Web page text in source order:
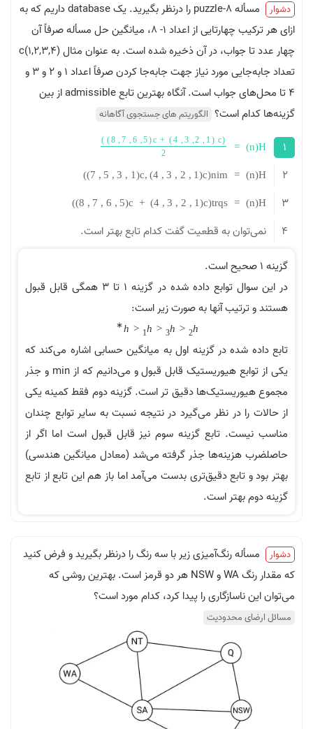
مسأله 8-puzzle را درنظر بگیرید. یک database داریم که به
ازای هر ترکیب چهارتایی از اعداد 1- 8، میانگین حل مسأله صرفاً آن
چهار عدد تا جواب، در آن ذخیره شده است. به عنوان مثال c(1,2,3,4)
تعداد جابه‌جایی مورد نیاز جهت جابه‌جا کردن صرفاً اعداد 1 و 2 و 3 و
4 تا محل‌های جواب است. آنگاه بهترین تابع admissible از بین
است؟ الگوریتم های جستجوی آگاهانه
(
c
(
+
(
5
,
6
,
7
,
8
)
)
m
c
(
1
,
2
,
,
4
)
,
c
(
1
,
3
,
5
,
7
)
)
s
q
c
(
1
,
2
,
3
,
4
)
+
c
(
5
,
6
,
7
,
8
)
به قطعیت گفت کدام تابع بهتر است.
در این سوال توابع داده شده در گزینه ۱ تا ۳ همگی قابل قبول
آنها به صورت زیر است:
<
h
∗
شده در گزینه اول به میانگین حسابی اشاره می‌کند که
یکی از توابع هیوریستیک قابل قبول و می‌دانیم که از min و جذر
دقیق تر است. گزینه دوم فقط کمینه یکی
در نظر می‌گیرد در نتیجه نسبت به سایر توابع چندان
تابع گزینه سوم نیز قابل قبول است اما اگر از
هزینه‌ها جذر گرفته می‌شد (معادل میانگین هندسی)
تابع دقیق‌تری بدست می‌آمد اما باز هم این تابع از تابع
بهتر است.
رنگ‌آمیزی زیر با سه رنگ را درنظر بگیرید و فرض کنید
که مقدار رنگ WA و NSW هر دو قرمز است. بهترین روشی که
را پیدا کرد، کدام مورد است؟
محدودیت